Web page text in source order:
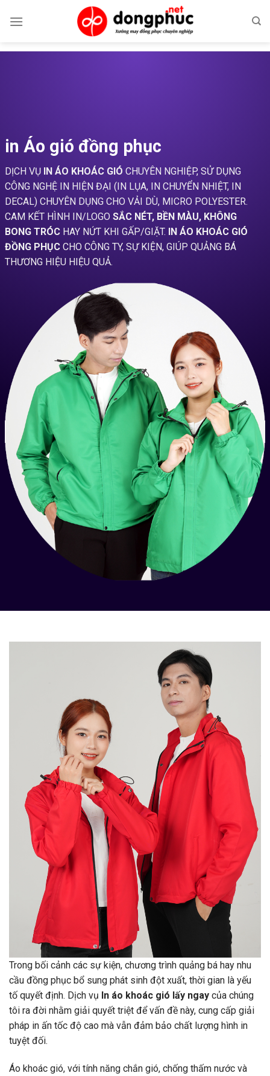
in Áo gió đồng phục
DỊCH VỤ IN ÁO KHOÁC GIÓ CHUYÊN NGHIỆP, SỬ DỤNG
CÔNG NGHỆ IN HIỆN ĐẠI (IN LỤA, IN CHUYỂN NHIỆT, IN
DECAL) CHUYÊN DỤNG CHO VẢI DÙ, MICRO POLYESTER.
CAM KẾT HÌNH IN/LOGO SẮC NÉT, BỀN MÀU, KHÔNG
BONG TRÓC HAY NỨT KHI GẤP/GIẶT. IN ÁO KHOÁC GIÓ
ĐỒNG PHỤC CHO CÔNG TY, SỰ KIỆN, GIÚP QUẢNG BÁ
THƯƠNG HIỆU HIỆU QUẢ.
Trong bối cảnh các sự kiện, chương trình quảng bá hay nhu
cầu đồng phục bổ sung phát sinh đột xuất, thời gian là yếu
tố quyết định. Dịch vụ In áo khoác gió lấy ngay của chúng
tôi ra đời nhằm giải quyết triệt để vấn đề này, cung cấp giải
pháp in ấn tốc độ cao mà vẫn đảm bảo chất lượng hình in
tuyệt đối.
Áo khoác gió, với tính năng chắn gió, chống thấm nước và